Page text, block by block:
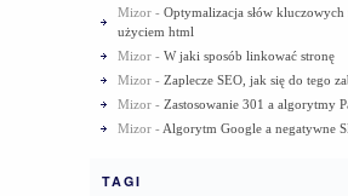
Mizor - Optymalizacja słów kluczowych
użyciem html
Mizor - W jaki sposób linkować stronę
Mizor - Zaplecze SEO, jak się do tego
Mizor - Zastosowanie 301 a algorytmy
Mizor - Algorytm Google a negatywne
TAGI